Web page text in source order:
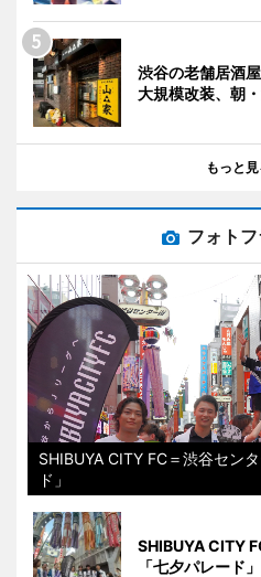
渋谷の老舗居酒
大規模改装、朝
もっと見
フォト
SHIBUYA CITY FC＝渋谷セン
ド」
SHIBUYA CITY
「七夕パレード」